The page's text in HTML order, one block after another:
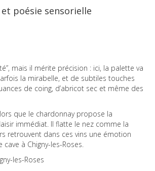
poésie sensorielle
mais il mérite précision : ici, la palette va
la mirabelle, et de subtiles touches
de coing, d’abricot sec et même des
que le chardonnay propose la
immédiat. Il flatte le nez comme la
retrouvent dans ces vins une émotion
cave à Chigny-les-Roses.
les-Roses